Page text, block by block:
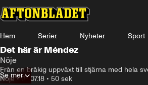
Hem Serier Nyheter Sport
Det här är Méndez
Nöje
Från en bråkig uppväxt till stjärna med hela
Nöje•05.07.18 • 50 sek
Se mer